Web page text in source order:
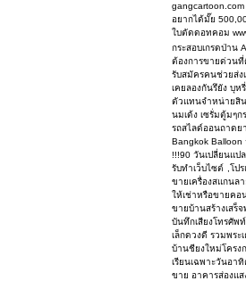
อยากได้มั๊ย
ใบตัดดอทคอม
กระสอบเกรดป่าน A .
ต้องการขายด่วน
รับสมัครคนช่วยส่ง
เคยลองกันรึยัง บุ
ตัวแทนจำหน่ายสิน
นมเด้ง เซรั่มตู้มๆก
รถสไลด์ออนถาดย
Bangkok Balloon
!!!90 วันเปลี่ยนแ
รับทำเว็บไซต์ ,โป
ขายเครื่องสแกนล
ให้เช่าหรือขายคอ
ขายบ้านสร้างเสร็
บันทึกเสียงโทรศัพ
เล็กดวงดี รวมพระ
บ้านชียงใหม่โครง
เรียนเฉพาะวันอา
ขาย อาคารส่องแส